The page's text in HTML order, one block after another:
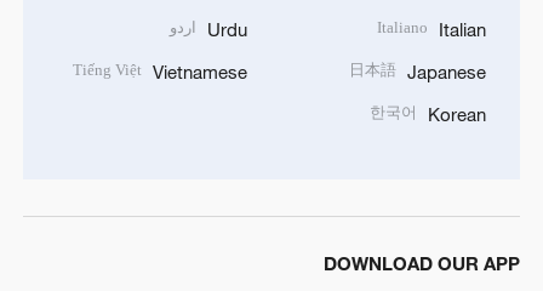
Italian
Italiano
Japanese
日本語
Korean
한국어
Urdu اردو
Vietnamese
Tiếng Việt
DOWNLOAD OUR APP